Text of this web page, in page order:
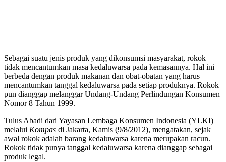
Sebagai suatu jenis produk yang dikonsumsi masyarakat, rokok
tidak mencantumkan masa kedaluwarsa pada kemasannya. Hal ini
berbeda dengan produk makanan dan obat-obatan yang harus
mencantumkan tanggal kedaluwarsa pada setiap produknya. Rokok
pun dianggap melanggar Undang-Undang Perlindungan Konsumen
Nomor 8 Tahun 1999.
Tulus Abadi dari Yayasan Lembaga Konsumen Indonesia (YLKI)
melalui Kompas di Jakarta, Kamis (9/8/2012), mengatakan, sejak
awal rokok adalah barang kedaluwarsa karena merupakan racun.
Rokok tidak punya tanggal kedaluwarsa karena dianggap sebagai
produk legal.